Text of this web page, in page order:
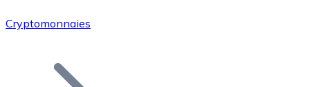
Rejoignez notre réseau de distributeurs et
Ajoutez le token de votre projet à notre service
Cryptomonnaies